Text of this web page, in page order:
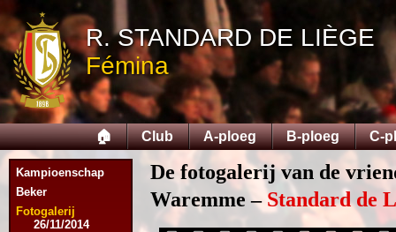
R. STANDARD DE LIÈGE
Fémina
🏠 Club A-ploeg B-ploeg C-
Kampioenschap
Beker
Fotogalerij
09/08/2014
17/08/2014
31/08/2014
13/09/2014
27/09/2014
18/10/2014
25/10/2014
22/11/2014
26/11/2014
De fotogalerij van de
Waremme – Standard de